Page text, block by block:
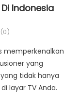
Indonesia
memperkenalkan
yang
tidak hanya
layar TV Anda.